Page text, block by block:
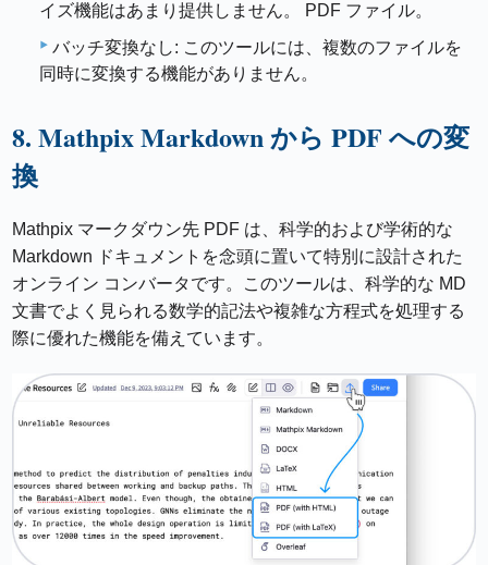
イズ機能はあまり提供しません。 PDF ファイル。
バッチ変換なし: このツールには、複数のファイルを
同時に変換する機能がありません。
8. Mathpix Markdown から PDF への変
換
Mathpix マークダウン先 PDF は、科学的および学術的な
Markdown ドキュメントを念頭に置いて特別に設計された
オンライン コンバータです。このツールは、科学的な MD
文書でよく見られる数学的記法や複雑な方程式を処理する
際に優れた機能を備えています。